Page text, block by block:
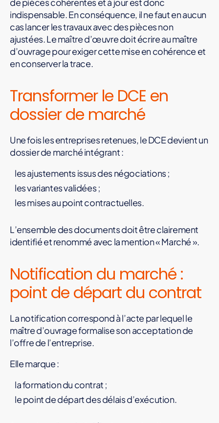
indispensable. En conséquence, il ne faut en aucun
cas lancer les travaux avec des pièces non
ajustées. Le maître d’œuvre doit écrire au maître
d’ouvrage pour exiger cette mise en cohérence et
en conserver la trace.
Transformer le DCE en
dossier de marché
Une fois les entreprises retenues, le DCE devient un
dossier de marché intégrant :
les ajustements issus des négociations ;
les variantes validées ;
les mises au point contractuelles.
L’ensemble des documents doit être clairement
identifié et renommé avec la mention « Marché ».
Notification du marché :
point de départ du contrat
La notification correspond à l’acte par lequel le
maître d’ouvrage formalise son acceptation de
l’offre de l’entreprise.
Elle marque :
la formation du contrat ;
le point de départ des délais d’exécution.